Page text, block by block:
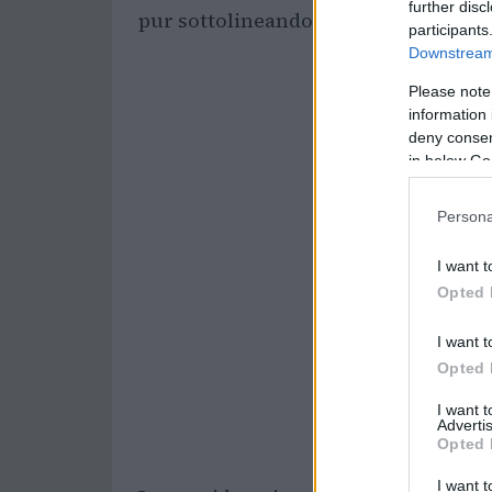
further
Please
information
deny
in below
I want
Opted
I want
Opted
I want
Opted
I want
pur sottolineando alcuni rimpianti